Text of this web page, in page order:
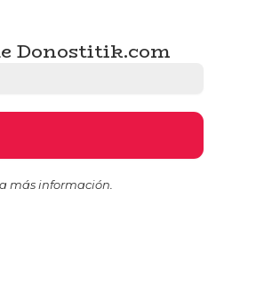
Donostitik.com
más información.